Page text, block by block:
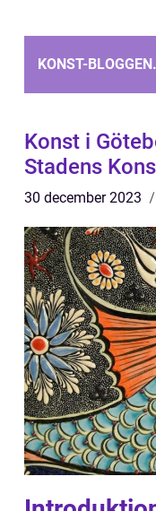
KONST-BLOGGEN.
Konst i
Stadens
30 december 2023